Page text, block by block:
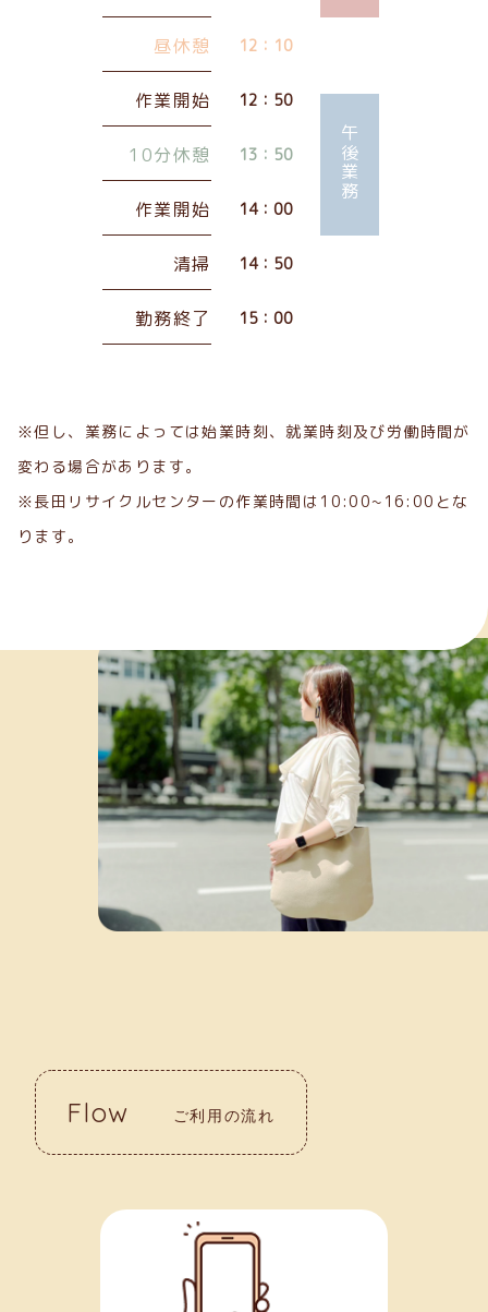
昼休憩 12：10
作業開始 12：50
10分休憩 13：50
作業開始 14：00
清掃 14：50
勤務終了 15：00
午後業務
※但し、業務によっては始業時刻、就業時刻及び労働時間が
変わる場合があります。
※長田リサイクルセンターの作業時間は10:00~16:00とな
ります。
Flow ご利用の流れ